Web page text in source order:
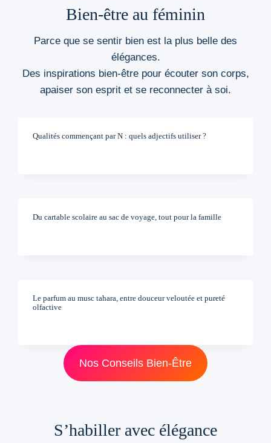
Bien-être au féminin
Parce que se sentir bien est la plus belle des
élégances.
Des inspirations bien-être pour écouter son corps,
apaiser son esprit et se reconnecter à soi.
Qualités commençant par N : quels adjectifs utiliser ?
Du cartable scolaire au sac de voyage, tout pour la famille
Le parfum au musc tahara, entre douceur veloutée et pureté
olfactive
Nos Conseils Bien-Être
S’habiller avec élégance